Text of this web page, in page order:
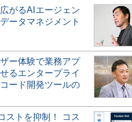
がるAIエージェン
ータマネジメント
ー体験で業務アプ
るエンタープライ
ード開発ツールの
ストを抑制！ コス